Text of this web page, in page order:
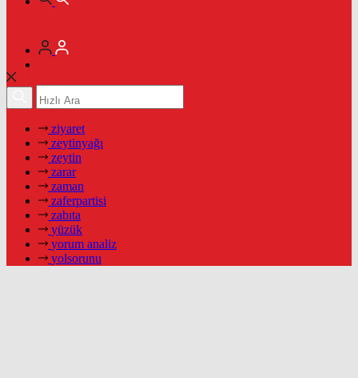
ziyaret
zeytinyağı
zeytin
zarar
zaman
zaferpartisi
zabıta
yüzük
yorum analiz
yolsorunu